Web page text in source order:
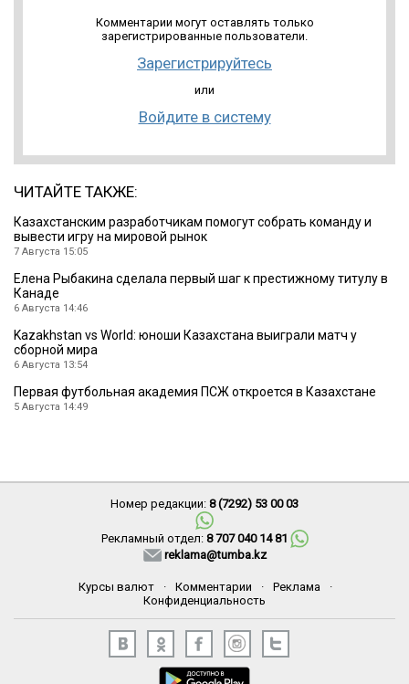
Комментарии могут оставлять только
зарегистрированные пользователи.
Зарегистрируйтесь
или
Войдите в систему
ЧИТАЙТЕ ТАКЖЕ:
Казахстанским разработчикам помогут собрать команду и
вывести игру на мировой рынок
7 Августа 15:05
Елена Рыбакина сделала первый шаг к престижному титулу в
Канаде
6 Августа 14:46
Kazakhstan vs World: юноши Казахстана выиграли матч у
сборной мира
6 Августа 13:54
Первая футбольная академия ПСЖ откроется в Казахстане
5 Августа 14:49
Номер редакции: 8 (7292) 53 00 03
Рекламный отдел: 8 707 040 14 81
reklama@tumba.kz
Курсы валют · Комментарии · Реклама
·
Конфиденциальность